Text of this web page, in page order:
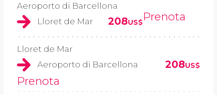
Aeroporto di Barcellona
Lloret de Mar
208US$Prenota
Lloret de Mar
Aeroporto di Barcellona
208US$
Prenota